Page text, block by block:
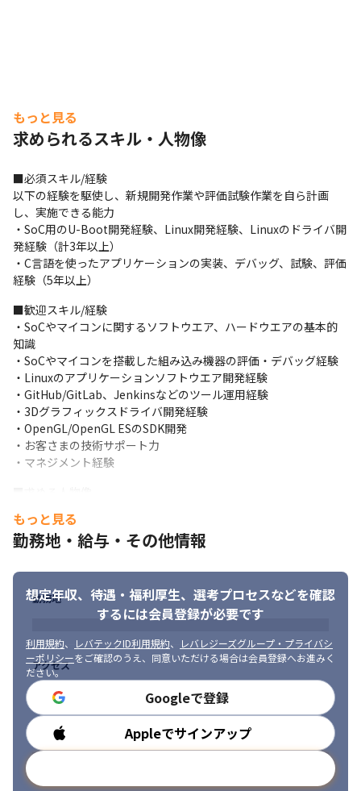
もっと見る
求められるスキル・人物像
■必須スキル/経験
以下の経験を駆使し、新規開発作業や評価試験作業を自ら計画
し、実施できる能力
・SoC用のU-Boot開発経験、Linux開発経験、Linuxのドライバ開
発経験（計3年以上）
・C言語を使ったアプリケーションの実装、デバッグ、試験、評価
経験（5年以上）
■歓迎スキル/経験
・SoCやマイコンに関するソフトウエア、ハードウエアの基本的
知識
・SoCやマイコンを搭載した組み込み機器の評価・デバッグ経験
・Linuxのアプリケーションソフトウエア開発経験
・GitHub/GitLab、Jenkinsなどのツール運用経験
・3Dグラフィックスドライバ開発経験
・OpenGL/OpenGL ESのSDK開発
・お客さまの技術サポート力
・マネジメント経験
を遂行できる方
・新しい技術に興味や関心があり、それらのスキル習得に意欲的
・研究開発した結果をお客さまへ訴求すべく、積極的に活動でき
る方
もっと見る
勤務地・給与・その他情報
想定年収、待遇・福利厚生、 選考プロセスなどを確認
するには会員登録が必要です
利用規約、 レバテックID利用規約、
レバレジーズグループ・プライバシ
ーポリシーをご確認のうえ、同意いただける場合は会員登録へお進みく
ださい。
Googleで登録
Appleでサインアップ
勤務地
アクセス
勤務時間